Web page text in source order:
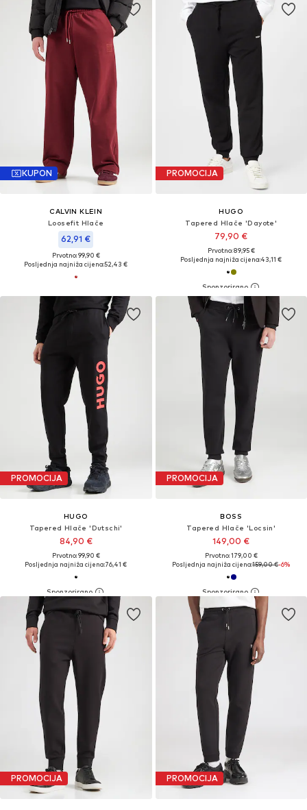
KUPON
CALVIN KLEIN
Loosefit Hlače
62,91 €
Prvotno: 99,90 €
Posljednja najniža cijena:52,43 €
PROMOCIJA
HUGO
Tapered Hlače 'Dayote'
79,90 €
Prvotno: 89,95 €
Posljednja najniža cijena:43,11 €
PROMOCIJA
HUGO
Tapered Hlače 'Dutschi'
84,90 €
Prvotno: 99,90 €
Posljednja najniža cijena:76,41 €
PROMOCIJA
BOSS
Tapered Hlače 'Locsin'
149,00 €
Prvotno: 179,00 €
Posljednja najniža cijena:159,00 €-6%
PROMOCIJA PROMOCIJA